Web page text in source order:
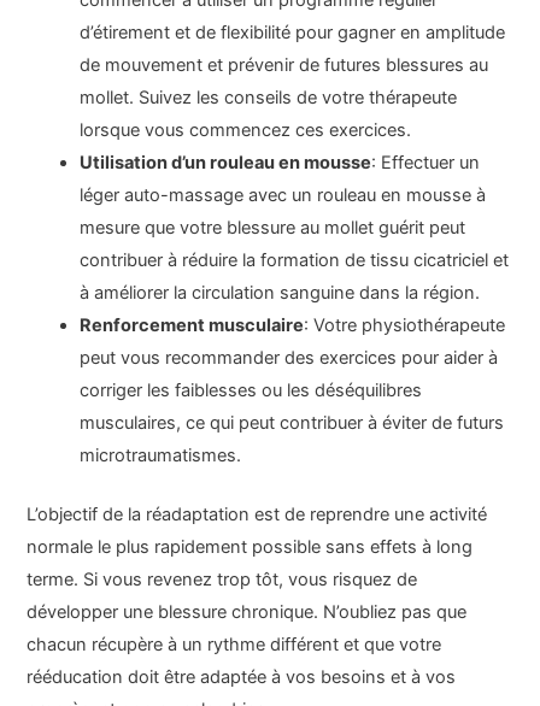
d’étirement et de flexibilité pour gagner en amplitude
de mouvement et prévenir de futures blessures au
mollet. Suivez les conseils de votre thérapeute
lorsque vous commencez ces exercices.
Utilisation d’un rouleau en mousse: Effectuer un
léger auto-massage avec un rouleau en mousse à
mesure que votre blessure au mollet guérit peut
contribuer à réduire la formation de tissu cicatriciel et
à améliorer la circulation sanguine dans la région.
Renforcement musculaire: Votre physiothérapeute
peut vous recommander des exercices pour aider à
corriger les faiblesses ou les déséquilibres
musculaires, ce qui peut contribuer à éviter de futurs
microtraumatismes.
L’objectif de la réadaptation est de reprendre une activité
normale le plus rapidement possible sans effets à long
terme. Si vous revenez trop tôt, vous risquez de
développer une blessure chronique. N’oubliez pas que
chacun récupère à un rythme différent et que votre
rééducation doit être adaptée à vos besoins et à vos